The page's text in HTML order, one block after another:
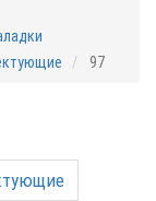
97